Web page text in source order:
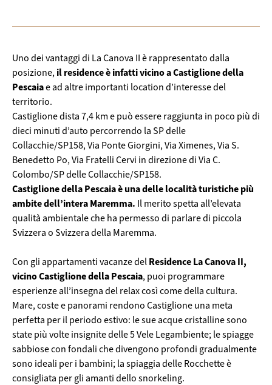
Uno dei vantaggi di La Canova II è rappresentato dalla
posizione, il residence è infatti vicino a Castiglione della
Pescaiae ad altre importanti location d’interesse del
territorio.
Castiglione dista 7,4 km e può essere raggiunta in poco più di
dieci minuti d’auto percorrendo la SP delle
Collacchie/SP158, Via Ponte Giorgini, Via Ximenes, Via S.
Benedetto Po, Via Fratelli Cervi in direzione di Via C.
Colombo/SP delle Collacchie/SP158.
Castiglione della Pescaia è una delle località turistiche più
ambite dell’intera Maremma. Il merito spetta all’elevata
qualità ambientale che ha permesso di parlare di piccola
Svizzera o Svizzera della Maremma.
Con gli appartamenti vacanze del Residence La Canova II,
vicino Castiglione della Pescaia, puoi programmare
esperienze all’insegna del relax così come della cultura.
Mare, coste e panorami rendono Castiglione una meta
perfetta per il periodo estivo: le sue acque cristalline sono
state più volte insignite delle 5 Vele Legambiente; le spiagge
sabbiose con fondali che divengono profondi gradualmente
sono ideali per i bambini; la spiaggia delle Rocchette è
consigliata per gli amanti dello snorkeling.